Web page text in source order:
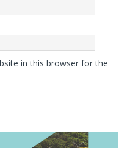
in this browser for the